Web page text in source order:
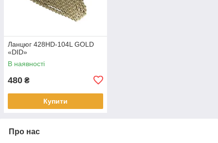
Ланцюг 428HD-104L GOLD
«DID»
В наявності
480 ₴
Купити
Про нас